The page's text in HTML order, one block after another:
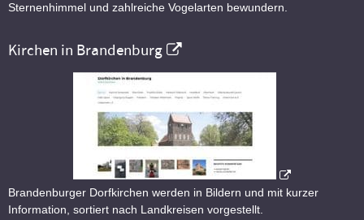
Sternenhimmel und zahlreiche Vogelarten bewundern.
Kirchen in Brandenburg
Brandenburger Dorfkirchen werden in Bildern und mit kurzer
Information, sortiert nach Landkreisen vorgestellt.